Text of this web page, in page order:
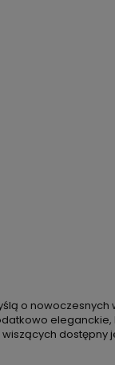
o
dostępny